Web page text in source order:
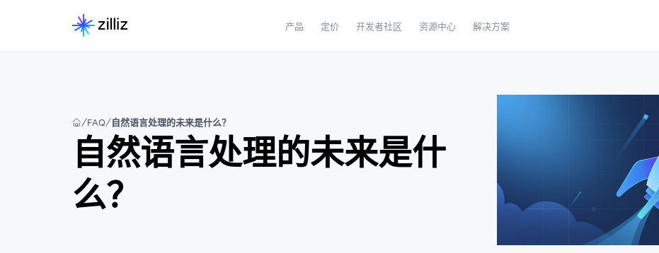
产品 定价 开发者社区 资源中心 解决方案
FAQ 自然语言处理的未来是什么？
自然语言处理的未来是什
么？